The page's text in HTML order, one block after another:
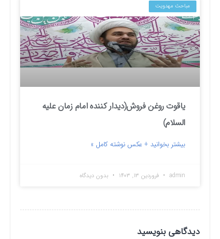
مباحث مهدویت
یاقوت روغن فروش(دیدار کننده امام زمان علیه
السلام)
بیشتر بخوانید + عکس نوشته کامل »
admin فروردین ۱۳, ۱۴۰۳ بدون دیدگاه
دیدگاهی بنویسید